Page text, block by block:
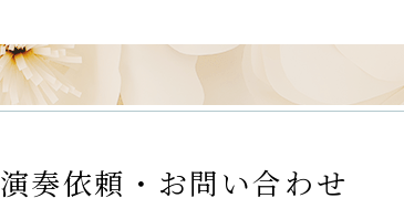
演奏依頼・お問い合わせ